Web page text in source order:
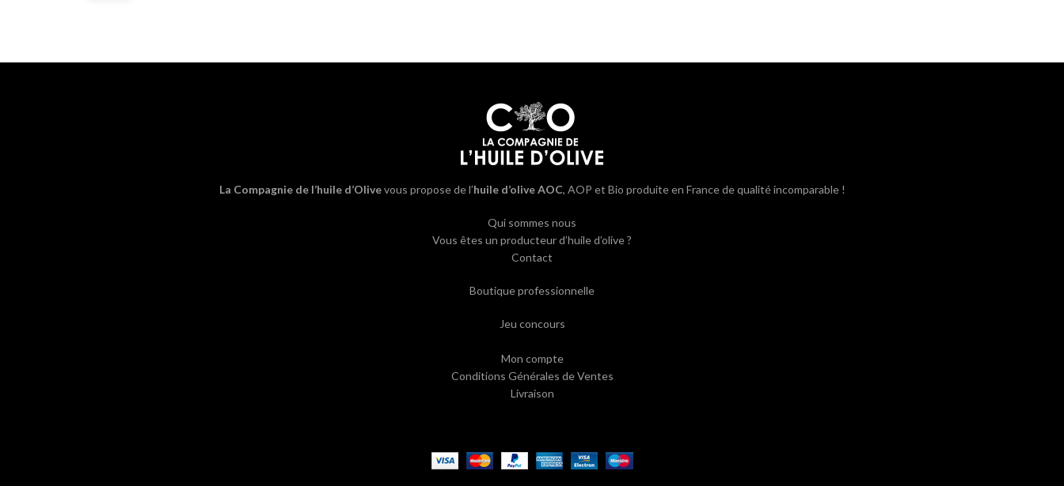
La Compagnie de l’huile d’Olivevous propose de l’huile d’olive AOC, AOP et Bio produite en France de qualité incomparable !
Qui sommes nous
Vous êtes un producteur d’huile d’olive ?
Contact
Boutique professionnelle
Jeu concours
Mon compte
Conditions Générales de Ventes
Livraison